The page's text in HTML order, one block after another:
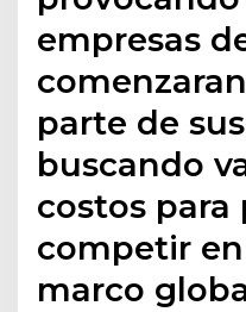
empresas
parte de
buscando
costos para
competir
marco